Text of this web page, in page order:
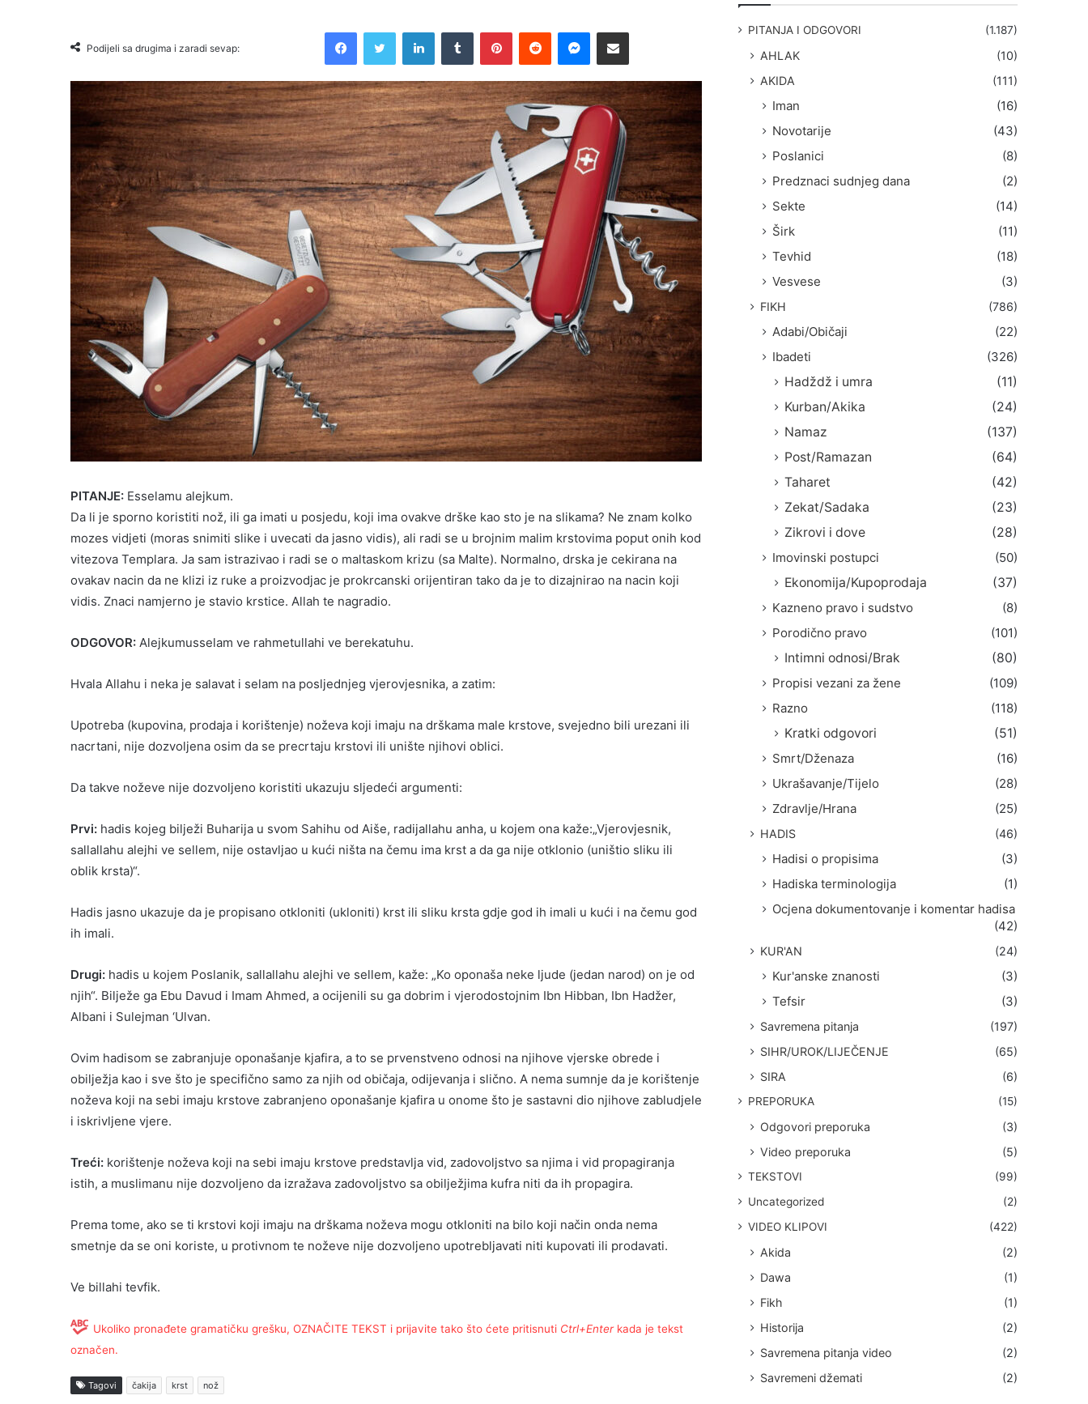
Podijeli sa drugima i zaradi sevap:
PITANJE: Esselamu alejkum.
Da li je sporno koristiti nož, ili ga imati u posjedu, koji ima ovakve drške kao sto je na slikama? Ne znam kolko
mozes vidjeti (moras snimiti slike i uvecati da jasno vidis), ali radi se u brojnim malim krstovima poput onih kod
vitezova Templara. Ja sam istrazivao i radi se o maltaskom krizu (sa Malte). Normalno, drska je cekirana na
ovakav nacin da ne klizi iz ruke a proizvodjac je prokrcanski orijentiran tako da je to dizajnirao na nacin koji
vidis. Znaci namjerno je stavio krstice. Allah te nagradio.
ODGOVOR: Alejkumusselam ve rahmetullahi ve berekatuhu.
Hvala Allahu i neka je salavat i selam na posljednjeg vjerovjesnika, a zatim:
Upotreba (kupovina, prodaja i korištenje) noževa koji imaju na drškama male krstove, svejedno bili urezani ili
nacrtani, nije dozvoljena osim da se precrtaju krstovi ili unište njihovi oblici.
Da takve noževe nije dozvoljeno koristiti ukazuju sljedeći argumenti:
Prvi: hadis kojeg bilježi Buharija u svom Sahihu od Aiše, radijallahu anha, u kojem ona kaže:„Vjerovjesnik,
sallallahu alejhi ve sellem, nije ostavljao u kući ništa na čemu ima krst a da ga nije otklonio (uništio sliku ili
oblik krsta)“.
Hadis jasno ukazuje da je propisano otkloniti (ukloniti) krst ili sliku krsta gdje god ih imali u kući i na čemu god
ih imali.
Drugi: hadis u kojem Poslanik, sallallahu alejhi ve sellem, kaže: „Ko oponaša neke ljude (jedan narod) on je od
njih“. Bilježe ga Ebu Davud i Imam Ahmed, a ocijenili su ga dobrim i vjerodostojnim Ibn Hibban, Ibn Hadžer,
Albani i Sulejman ‘Ulvan.
Ovim hadisom se zabranjuje oponašanje kjafira, a to se prvenstveno odnosi na njihove vjerske obrede i
obilježja kao i sve što je specifično samo za njih od običaja, odijevanja i slično. A nema sumnje da je korištenje
noževa koji na sebi imaju krstove zabranjeno oponašanje kjafira u onome što je sastavni dio njihove zabludjele
i iskrivljene vjere.
Treći: korištenje noževa koji na sebi imaju krstove predstavlja vid, zadovoljstvo sa njima i vid propagiranja
istih, a muslimanu nije dozvoljeno da izražava zadovoljstvo sa obilježjima kufra niti da ih propagira.
Prema tome, ako se ti krstovi koji imaju na drškama noževa mogu otkloniti na bilo koji način onda nema
smetnje da se oni koriste, u protivnom te noževe nije dozvoljeno upotrebljavati niti kupovati ili prodavati.
Ve billahi tevfik.
Ukoliko pronađete gramatičku grešku, OZNAČITE TEKST i prijavite tako što ćete pritisnuti Ctrl+Enterkada je tekst
označen.
Tagovi čakija krst nož
PITANJA I ODGOVORI (1.187)
AHLAK
(10)
AKIDA
(111)
Iman
(16)
Novotarije
(43)
Poslanici
(8)
Predznaci sudnjeg dana
(2)
Sekte
(14)
Širk
(11)
Tevhid
(18)
Vesvese
(3)
FIKH (786)
Adabi/Običaji
(22)
Ibadeti
(326)
Hadždž i umra
(11)
Kurban/Akika
(24)
Namaz
(137)
Post/Ramazan
(64)
Taharet
(42)
Zekat/Sadaka
(23)
Zikrovi i dove
(28)
Imovinski postupci
(50)
Ekonomija/Kupoprodaja
(37)
Kazneno pravo i sudstvo
(8)
Porodično pravo
(101)
Intimni odnosi/Brak
(80)
Propisi vezani za žene
(109)
Razno
(118)
Kratki odgovori
(51)
Smrt/Dženaza
(16)
Ukrašavanje/Tijelo
(28)
Zdravlje/Hrana
(25)
HADIS (46)
Hadisi o propisima
(3)
Hadiska terminologija
(1)
Ocjena dokumentovanje i komentar hadisa
(42)
KUR'AN (24)
Kur'anske znanosti
(3)
Tefsir
(3)
Savremena pitanja
(197)
SIHR/UROK/LIJEČENJE
(65)
SIRA
(6)
PREPORUKA (15)
Odgovori preporuka
(3)
Video preporuka
(5)
TEKSTOVI
(99)
Uncategorized
(2)
VIDEO KLIPOVI
(422)
Akida
(2)
Dawa
(1)
Fikh
(1)
Historija
(2)
Savremena pitanja video
(2)
Savremeni džemati
(2)